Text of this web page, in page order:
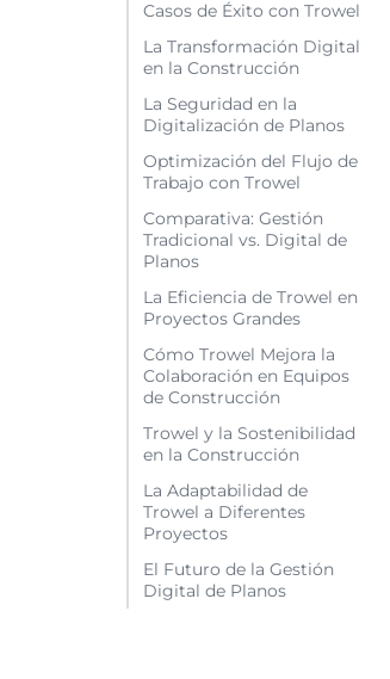
Casos de Éxito con Trowel
La Transformación Digital
en la Construcción
La Seguridad en la
Digitalización de Planos
Optimización del Flujo de
Trabajo con Trowel
Comparativa: Gestión
Tradicional vs. Digital de
Planos
La Eficiencia de Trowel en
Proyectos Grandes
Cómo Trowel Mejora la
Colaboración en Equipos
de Construcción
Trowel y la Sostenibilidad
en la Construcción
La Adaptabilidad de
Trowel a Diferentes
Proyectos
El Futuro de la Gestión
Digital de Planos